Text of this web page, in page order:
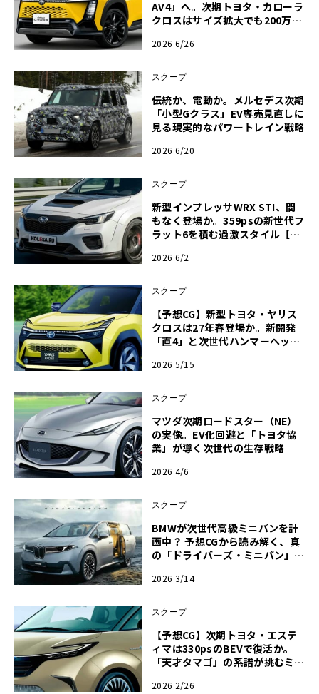
AV4」へ。次期トヨタ・カローラ
クロスはサイズ拡大でも200万円
2026 6/26
スクープ
伝統か、電動か。メルセデス次期
「小型Gクラス」EV専売見直しに
見る現実的なパワートレイン戦略
2026 6/20
スクープ
新型インプレッサWRX STI、間
もなく登場か。359psの新世代フ
ラット6を積む過激スタイル【予
2026 6/2
スクープ
【予想CG】新型トヨタ・ヤリス
クロスは27年春登場か。新開発
「直4」と次世代ハンマーヘッド
2026 5/15
スクープ
マツダ次期ロードスター（NE）
の実像。EV化回避と「トヨタ協
業」が導く次世代の生存戦略
2026 4/6
スクープ
BMWが次世代高級ミニバンを計
画中？ 予想CGから読み解く、真
の「ドライバーズ・ミニバン」の
2026 3/14
スクープ
【予想CG】次期トヨタ・エステ
ィマは330psのBEVで復活か。
「天才タマゴ」の系譜が挑むミニ
2026 2/26